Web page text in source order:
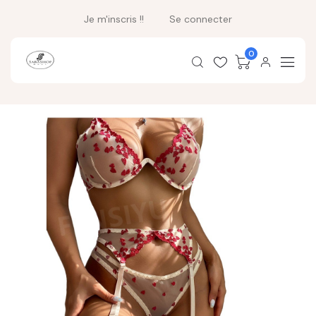
Je m'inscris !! Se connecter
0